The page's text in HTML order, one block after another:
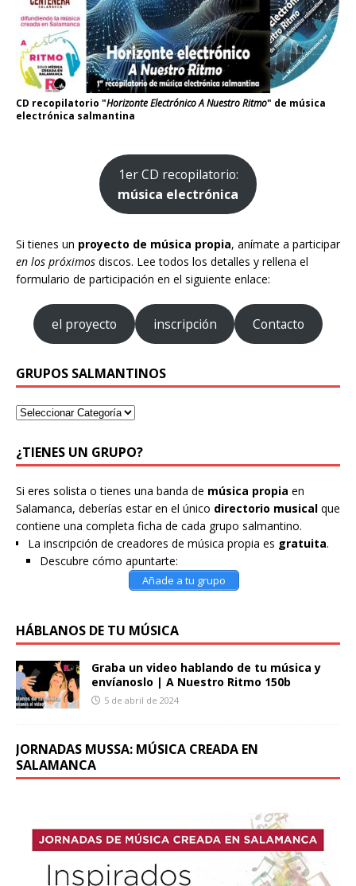
CD recopilatorio "Horizonte Electrónico A Nuestro Ritmo" de música
electrónica salmantina
1er CD recopilatorio:
música electrónica
Si tienes un proyecto de música propia, anímate a participar
en los próximos discos. Lee todos los detalles y rellena el
formulario de participación en el siguiente enlace:
el proyecto inscripción Contacto
GRUPOS SALMANTINOS
¿TIENES UN GRUPO?
Si eres solista o tienes una banda de música propia en
Salamanca, deberías estar en el único directorio musical que
contiene una completa ficha de cada grupo salmantino.
La inscripción de creadores de música propia es gratuita.
Descubre cómo apuntarte:
Añade a tu grupo
HÁBLANOS DE TU MÚSICA
Graba un video hablando de tu música y
envíanoslo | A Nuestro Ritmo 150b
5 de abril de 2024
JORNADAS MUSSA: MÚSICA CREADA EN
SALAMANCA